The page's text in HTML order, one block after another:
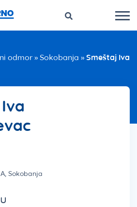
odmor » Sokobanja » Smeštaj Iva
Sokobanja